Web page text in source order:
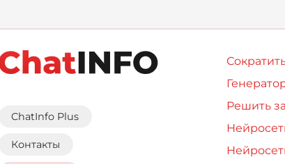
ChatInfo Plus
Контакты
Решить